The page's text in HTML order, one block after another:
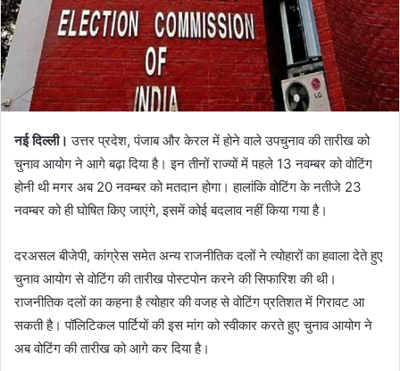
नई दिल्ली। उत्तर प्रदेश, पंजाब और केरल में होने वाले उपचुनाव की तारीख को
चुनाव आयोग ने आगे बढ़ा दिया है। इन तीनों राज्यों में पहले 13 नवम्बर को वोटिंग
होनी थी मगर अब 20 नवम्बर को मतदान होगा। हालांकि वोटिंग के नतीजे 23
नवम्बर को ही घोषित किए जाएंगे, इसमें कोई बदलाव नहीं किया गया है।
दरअसल बीजेपी, कांग्रेस समेत अन्य राजनीतिक दलों ने त्योहारों का हवाला देते हुए
चुनाव आयोग से वोटिंग की तारीख पोस्टपोन करने की सिफारिश की थी।
राजनीतिक दलों का कहना है त्योहार की वजह से वोटिंग प्रतिशत में गिरावट आ
सकती है। पॉलिटिकल पार्टियों की इस मांग को स्वीकार करते हुए चुनाव आयोग ने
अब वोटिंग की तारीख को आगे कर दिया है।